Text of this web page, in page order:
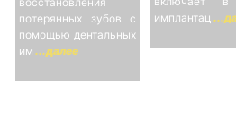
потерянных зубов с
помощью дентальных
им ...далее
имплантац